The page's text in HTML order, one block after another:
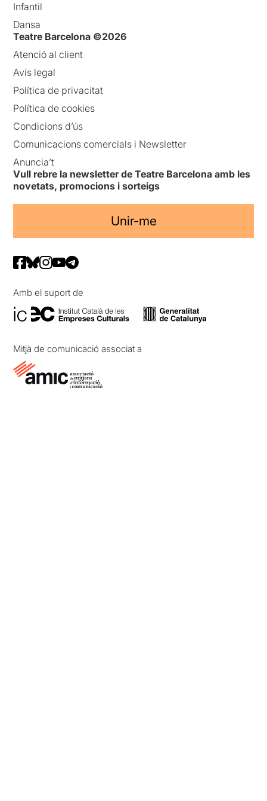
Infantil
Dansa
Teatre Barcelona ©2026
Atenció al client
Avís legal
Política de privacitat
Política de cookies
Condicions d’ús
Comunicacions comercials i Newsletter
Anuncia’t
Vull rebre la newsletter de Teatre Barcelona amb les
novetats, promocions i sorteigs
Unir-me
Amb el suport de
Mitjà de comunicació associat a